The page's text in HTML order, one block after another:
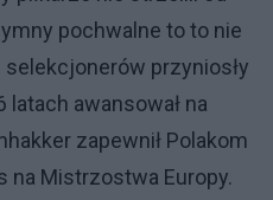
pochwalne to to nie
selekcjonerów przyniosły
latach awansował na
zapewnił Polakom
na Mistrzostwa Europy.